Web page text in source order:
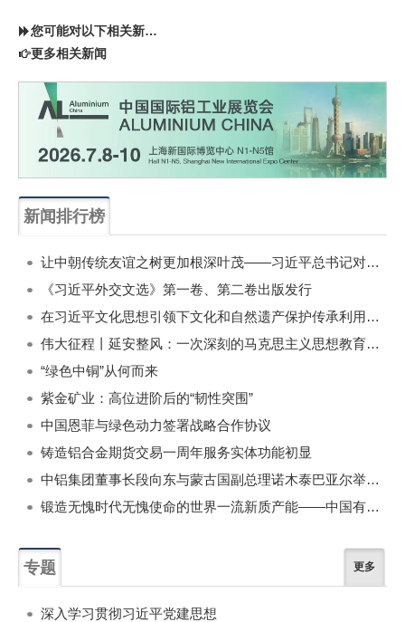
您可能对以下相关新闻同样感兴趣
更多相关新闻
新闻排行榜
让中朝传统友谊之树更加根深叶茂——习近平总书记对朝鲜进行国事访问纪实
《习近平外交文选》第一卷、第二卷出版发行
在习近平文化思想引领下文化和自然遗产保护传承利用工作开创新局面
伟大征程丨延安整风：一次深刻的马克思主义思想教育运动
“绿色中铜”从何而来
紫金矿业：高位进阶后的“韧性突围”
中国恩菲与绿色动力签署战略合作协议
铸造铝合金期货交易一周年服务实体功能初显
中铝集团董事长段向东与蒙古国副总理诺木泰巴亚尔举行会谈
锻造无愧时代无愧使命的世界一流新质产能——中国有色金属工业的战略应对与破局之道（二）
专题 更多
深入学习贯彻习近平党建思想